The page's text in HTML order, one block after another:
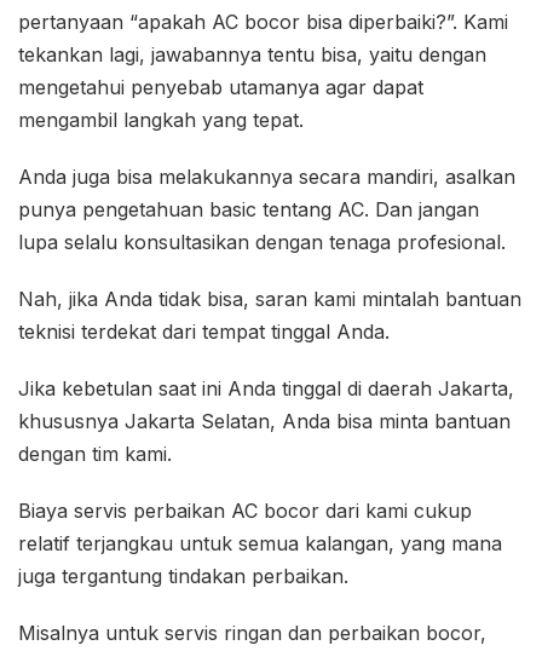
pertanyaan “apakah AC bocor bisa diperbaiki?”. Kami
tekankan lagi, jawabannya tentu bisa, yaitu dengan
mengetahui penyebab utamanya agar dapat
mengambil langkah yang tepat.
Anda juga bisa melakukannya secara mandiri, asalkan
punya pengetahuan basic tentang AC. Dan jangan
lupa selalu konsultasikan dengan tenaga profesional.
Nah, jika Anda tidak bisa, saran kami mintalah bantuan
teknisi terdekat dari tempat tinggal Anda.
Jika kebetulan saat ini Anda tinggal di daerah Jakarta,
khususnya Jakarta Selatan, Anda bisa minta bantuan
dengan tim kami.
Biaya servis perbaikan AC bocor dari kami cukup
relatif terjangkau untuk semua kalangan, yang mana
juga tergantung tindakan perbaikan.
Misalnya untuk servis ringan dan perbaikan bocor,